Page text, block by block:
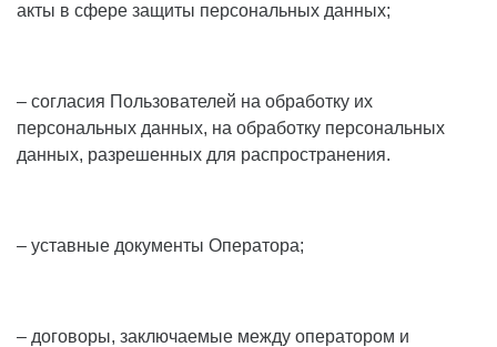
акты в сфере защиты персональных данных;
– согласия Пользователей на обработку их
персональных данных, на обработку персональных
данных, разрешенных для распространения.
– уставные документы Оператора;
– договоры, заключаемые между оператором и